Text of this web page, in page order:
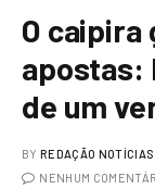
O caipira
apostas:
de um
BY REDAÇÃO
NENHUM